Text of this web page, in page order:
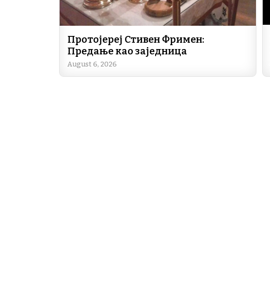
Протојереј Стивен Фримен:
Предање као заједница
August 6, 2026